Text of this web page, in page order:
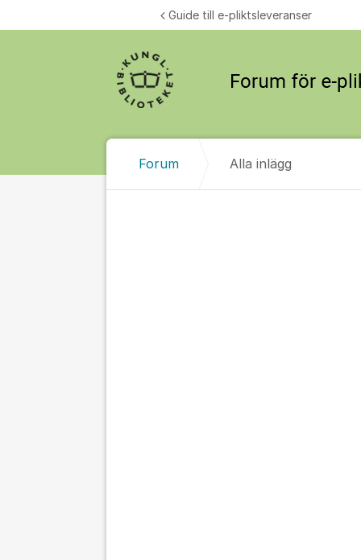
Guide till e-pliktsleveranser
Forum Alla inlägg